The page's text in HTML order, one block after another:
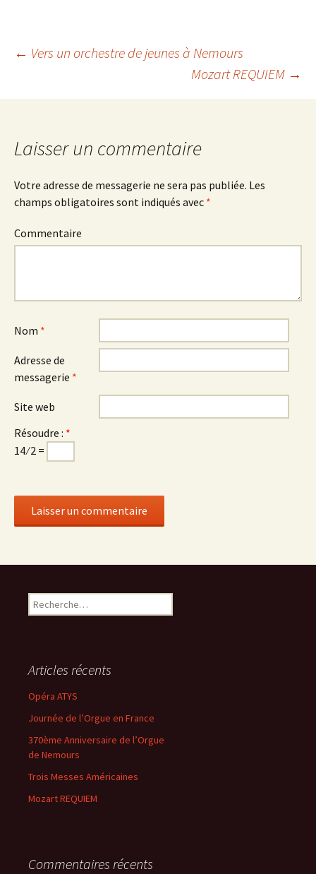
Navigation
des
articles
← Vers un orchestre de jeunes à Nemours
Mozart REQUIEM →
Laisser un commentaire
Votre adresse de messagerie ne sera pas publiée. Les
champs obligatoires sont indiqués avec *
Commentaire
Nom *
Adresse de
messagerie *
Site web
Résoudre : *
14 ⁄ 2 =
R
e
r
h
e
Articles récents
Opéra ATYS
Journée de l’Orgue en France
370ème Anniversaire de l’Orgue
de Nemours
Trois Messes Américaines
Mozart REQUIEM
Commentaires récents